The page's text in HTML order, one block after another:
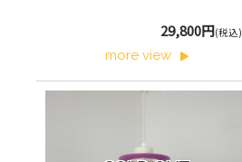
29,800円(税込)
more view